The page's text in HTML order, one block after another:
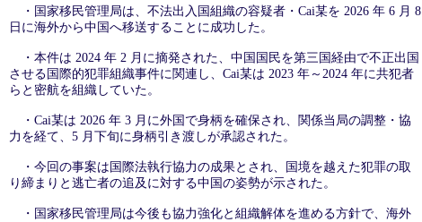
・国家移民管理局は、不法出入国組織の容疑者・Cai某を 2026 年 6 月 8
日に海外から中国へ移送することに成功した。
・本件は 2024 年 2 月に摘発された、中国国民を第三国経由で不正出国
させる国際的犯罪組織事件に関連し、Cai某は 2023 年～2024 年に共犯者
らと密航を組織していた。
・Cai某は 2026 年 3 月に外国で身柄を確保され、関係当局の調整・協
力を経て、5 月下旬に身柄引き渡しが承認された。
・今回の事案は国際法執行協力の成果とされ、国境を越えた犯罪の取
り締まりと逃亡者の追及に対する中国の姿勢が示された。
・国家移民管理局は今後も協力強化と組織解体を進める方針で、海外